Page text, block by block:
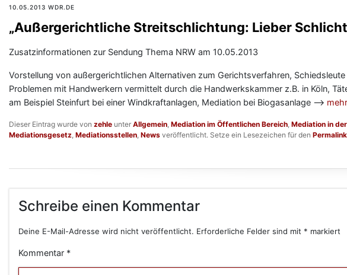
10.05.2013 WDR.DE
„Außergerichtliche Streitschlichtung: Lieber
Zusatzinformationen zur Sendung Thema NRW am 10.05.2013
Vorstellung von außergerichtlichen Alternativen zum Gerichtsverfahren,
Problemen mit Handwerkern vermittelt durch die Handwerkskammer z.B. in Köln,
am Beispiel Steinfurt bei einer Windkraftanlagen, Mediation bei Biogasanlage —> mehr
Dieser Eintrag wurde von zehle unter Allgemein, Mediation im Öffentlichen Bereich, Mediation in
Mediationsgesetz, Mediationsstellen, News veröffentlicht. Setze ein Lesezeichen für den Permalink
Schreibe einen Kommentar
Deine E-Mail-Adresse wird nicht veröffentlicht. Erforderliche Felder sind mit * markiert
Kommentar *